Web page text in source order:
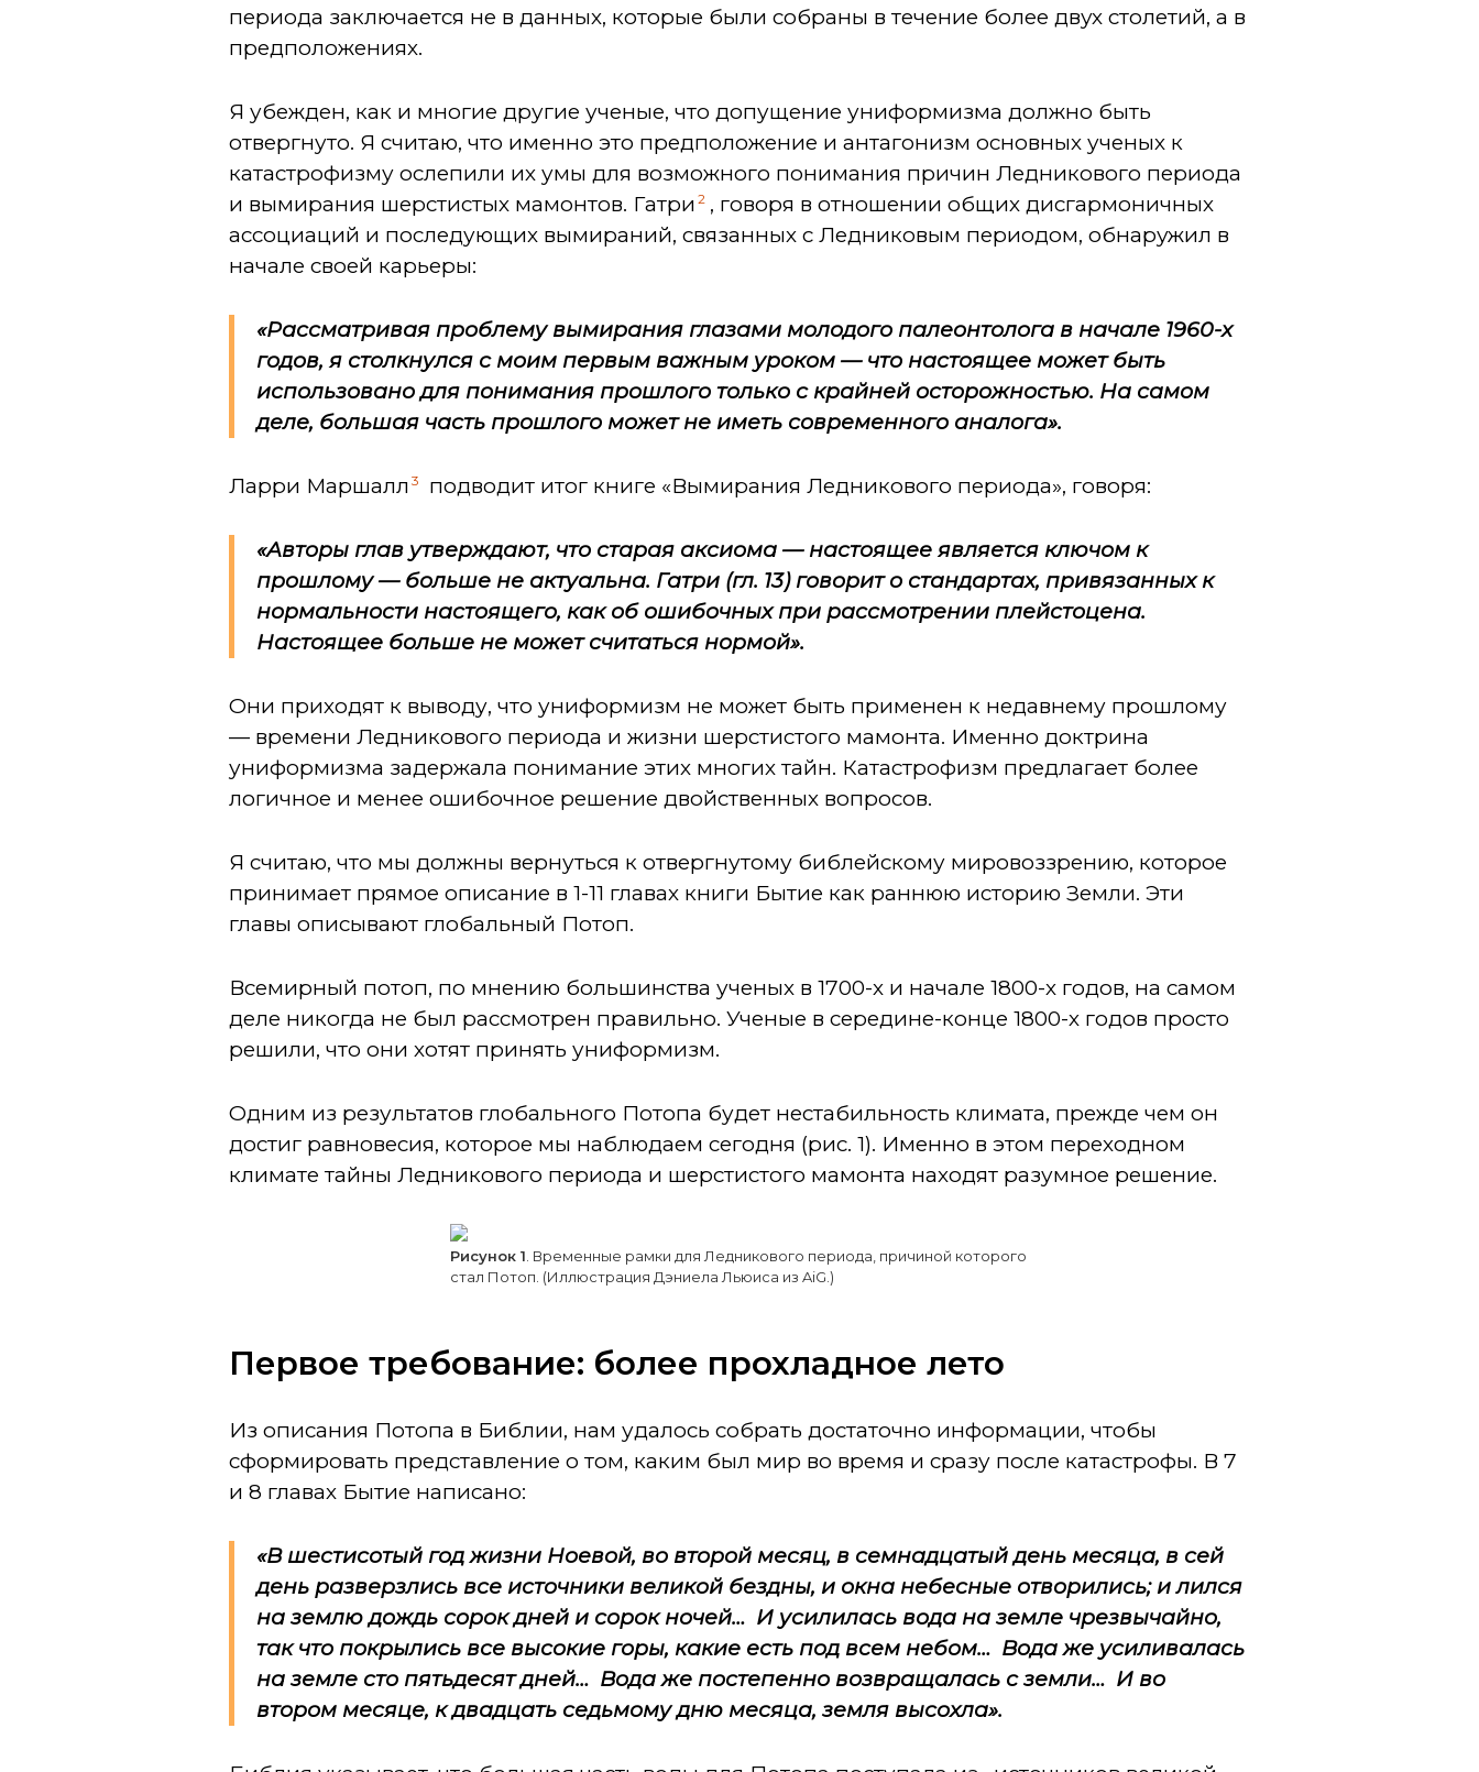
периода заключается не в данных, которые были собраны в течение более двух столетий, а в
предположениях.
Я убежден, как и многие другие ученые, что допущение униформизма должно быть
отвергнуто. Я считаю, что именно это предположение и антагонизм основных ученых к
катастрофизму ослепили их умы для возможного понимания причин Ледникового периода
и вымирания шерстистых мамонтов. Гатри 2 , говоря в отношении общих дисгармоничных
ассоциаций и последующих вымираний, связанных с Ледниковым периодом, обнаружил в
начале своей карьеры:
«Рассматривая проблему вымирания глазами молодого палеонтолога в начале 1960-х
годов, я столкнулся с моим первым важным уроком — что настоящее может быть
использовано для понимания прошлого только с крайней осторожностью. На самом
деле, большая часть прошлого может не иметь современного аналога».
Ларри Маршалл 3 подводит итог книге «Вымирания Ледникового периода», говоря:
«Авторы глав утверждают, что старая аксиома — настоящее является ключом к
прошлому — больше не актуальна. Гатри (гл. 13) говорит о стандартах, привязанных к
нормальности настоящего, как об ошибочных при рассмотрении плейстоцена.
Настоящее больше не может считаться нормой».
Они приходят к выводу, что униформизм не может быть применен к недавнему прошлому
— времени Ледникового периода и жизни шерстистого мамонта. Именно доктрина
униформизма задержала понимание этих многих тайн. Катастрофизм предлагает более
логичное и менее ошибочное решение двойственных вопросов.
Я считаю, что мы должны вернуться к отвергнутому библейскому мировоззрению, которое
принимает прямое описание в 1-11 главах книги Бытие как раннюю историю Земли. Эти
главы описывают глобальный Потоп.
Всемирный потоп, по мнению большинства ученых в 1700-х и начале 1800-х годов, на самом
деле никогда не был рассмотрен правильно. Ученые в середине-конце 1800-х годов просто
решили, что они хотят принять униформизм.
Одним из результатов глобального Потопа будет нестабильность климата, прежде чем он
достиг равновесия, которое мы наблюдаем сегодня (рис. 1). Именно в этом переходном
климате тайны Ледникового периода и шерстистого мамонта находят разумное решение.
Рисунок 1 . Временные рамки для Ледникового периода, причиной которого
стал Потоп. (Иллюстрация Дэниела Льюиса из AiG.)
Первое требование: более прохладное лето
Из описания Потопа в Библии, нам удалось собрать достаточно информации, чтобы
сформировать представление о том, каким был мир во время и сразу после катастрофы. В 7
и 8 главах Бытие написано:
«В шестисотый год жизни Ноевой, во второй месяц, в семнадцатый день месяца, в сей
день разверзлись все источники великой бездны, и окна небесные отворились; и лился
на землю дождь сорок дней и сорок ночей… И усилилась вода на земле чрезвычайно,
так что покрылись все высокие горы, какие есть под всем небом… Вода же усиливалась
на земле сто пятьдесят дней… Вода же постепенно возвращалась с земли… И во
втором месяце, к двадцать седьмому дню месяца, земля высохла».